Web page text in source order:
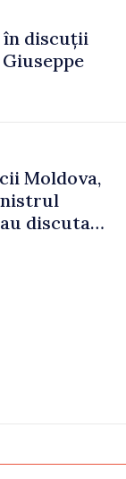
în discuții
Moldova,
discutat